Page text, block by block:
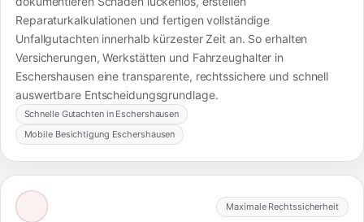
Reparaturkalkulationen und fertigen vollständige
Unfallgutachten innerhalb kürzester Zeit an. So erhalten
Versicherungen, Werkstätten und Fahrzeughalter in
Eschershausen eine transparente, rechtssichere und schnell
auswertbare Entscheidungsgrundlage.
Schnelle Gutachten in Eschershausen
Mobile Besichtigung Eschershausen
Maximale Rechtssicherheit